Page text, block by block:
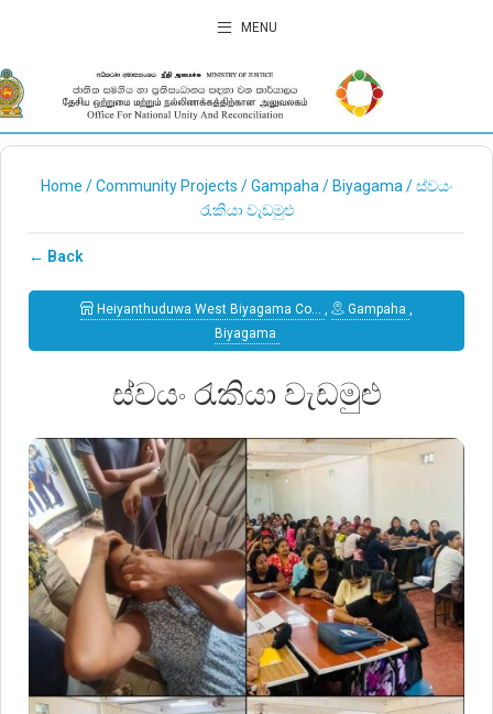
MENU
Home /Community Projects /Gampaha / Biyagama /ස්වයං
රැකියා වැඩමුළු
← Back
Heiyanthuduwa West Biyagama Co… , Gampaha ,
Biyagama
ස්වයං රැකියා වැඩමුළු